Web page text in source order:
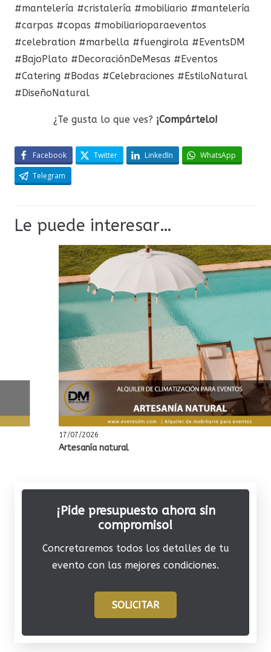
#mantelería #cristalería #mobiliario #mantelería
#carpas #copas #mobiliarioparaeventos
#celebration #marbella #fuengirola #EventsDM
#BajoPlato #DecoraciónDeMesas #Eventos
#Catering #Bodas #Celebraciones #EstiloNatural
#DiseñoNatural
¿Te gusta lo que ves? ¡Compártelo!
Facebook Twitter LinkedIn
WhatsApp
Telegram
Le puede interesar…
17/07/2026
Artesanía natural
¡Pide presupuesto ahora sin
compromiso!
Concretaremos todos los detalles de tu
evento con las mejores condiciones.
SOLICITAR